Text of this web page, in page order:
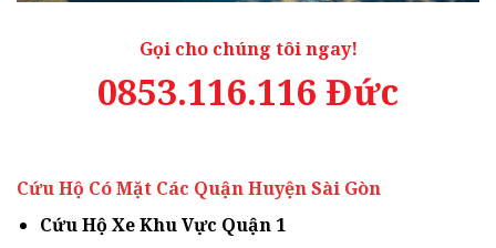
Gọi cho chúng tôi ngay!
0853.116.116 Đức
Cứu Hộ Có Mặt Các Quận Huyện Sài Gòn
Cứu Hộ Xe Khu Vực Quận 1